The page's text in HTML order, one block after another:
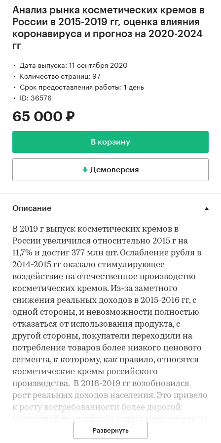
Анализ рынка косметических кремов в
России в 2015-2019 гг, оценка влияния
коронавируса и прогноз на 2020-2024
гг
Дата выпуска: 11 сентября 2020
Количество страниц: 97
Срок предоставления работы: 1 день
ID: 36576
65 000 ₽
В корзину
Демоверсия
Описание
В 2019 г выпуск косметических кремов в
России увеличился относительно 2015 г на
11,7% и достиг 377 млн шт. Ослабление рубля в
2014-2015 гг оказало стимулирующее
воздействие на отечественное производство
косметических кремов. Из-за заметного
снижения реальных доходов в 2015-2016 гг, с
одной стороны, и невозможности полностью
отказаться от использования продукта, с
другой стороны, покупатели переходили на
потребление товаров более низкого ценового
сегмента, к которому, как правило, относятся
косметические кремы российского
производства. В 2018-2019 гг возобновился
рост реальных доходов населения. Это привело
к росту востребованности более дорогой
отечественную, принадлежащую к более
Развернуть